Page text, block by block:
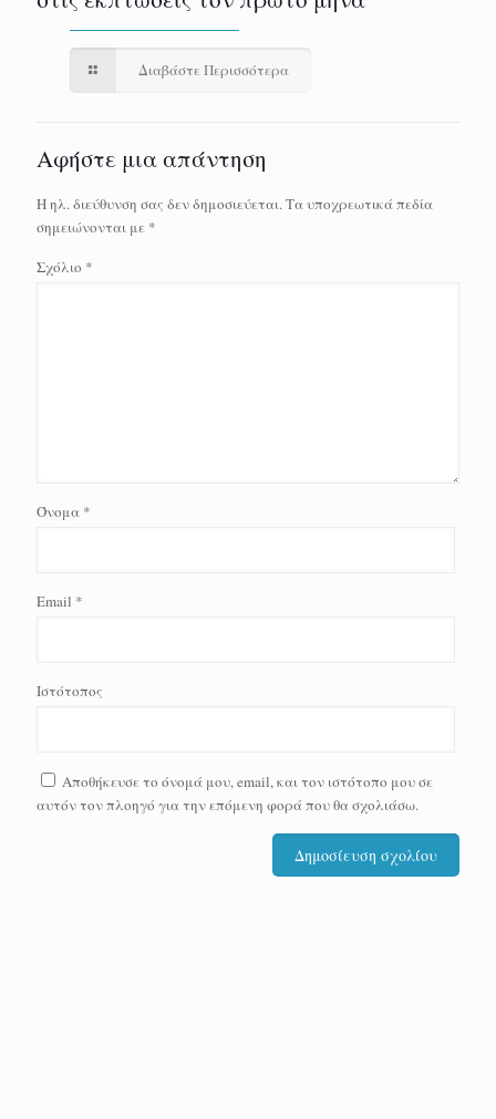
Διαβάστε Περισσότερα
Αφήστε μια απάντηση
Η ηλ. διεύθυνση σας δεν δημοσιεύεται. Τα υποχρεωτικά πεδία
σημειώνονται με *
Σχόλιο *
Όνομα *
Email *
Ιστότοπος
Αποθήκευσε το όνομά μου, email, και τον ιστότοπο μου σε
αυτόν τον πλοηγό για την επόμενη φορά που θα σχολιάσω.